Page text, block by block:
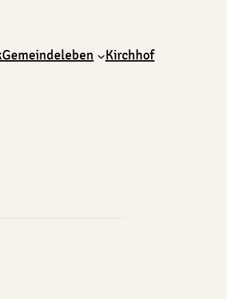
Gemeindeleben Kirchhof